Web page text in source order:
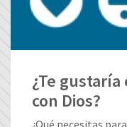
¿Te
con Dios?
¿Qué necesitas